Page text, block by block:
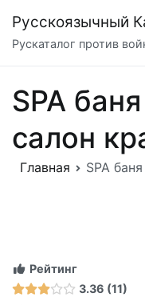
содержимому
Русскоязычный
Рускаталог против
SPA
салон
Главная SPA
Рейтинг
3.36 11